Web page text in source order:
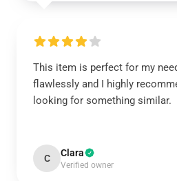
This item is perfect for my
flawlessly and I highly
looking for something similar.
C Clara
Verified owner